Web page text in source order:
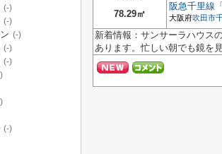
78.29㎡
阪急千里線
大阪府吹田市
新着情報：サンサーラハウス
あります。忙しい朝でも鏡を
(-)
(-)
(-)
(-)
(-)
(-)